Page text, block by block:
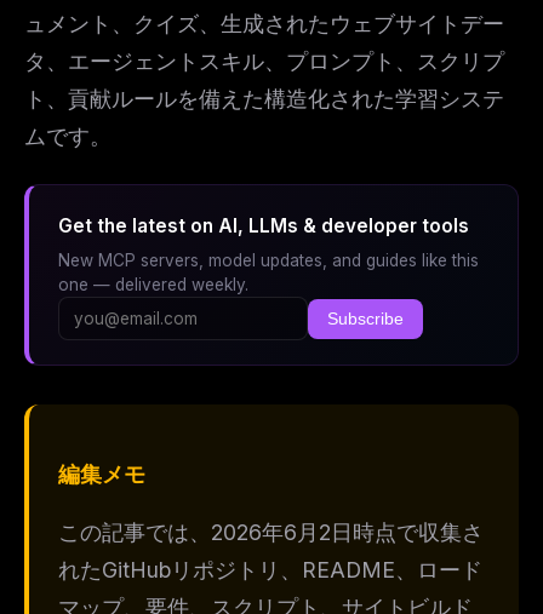
ュメント、クイズ、生成されたウェブサイトデー
タ、エージェントスキル、プロンプト、スクリプ
ト、貢献ルールを備えた構造化された学習システ
ムです。
Get the latest on AI, LLMs & developer tools
New MCP servers, model updates, and guides like this
one — delivered weekly.
Subscribe
編集メモ
この記事では、2026年6月2日時点で収集さ
れたGitHubリポジトリ、README、ロード
マップ、要件、スクリプト、サイトビルド